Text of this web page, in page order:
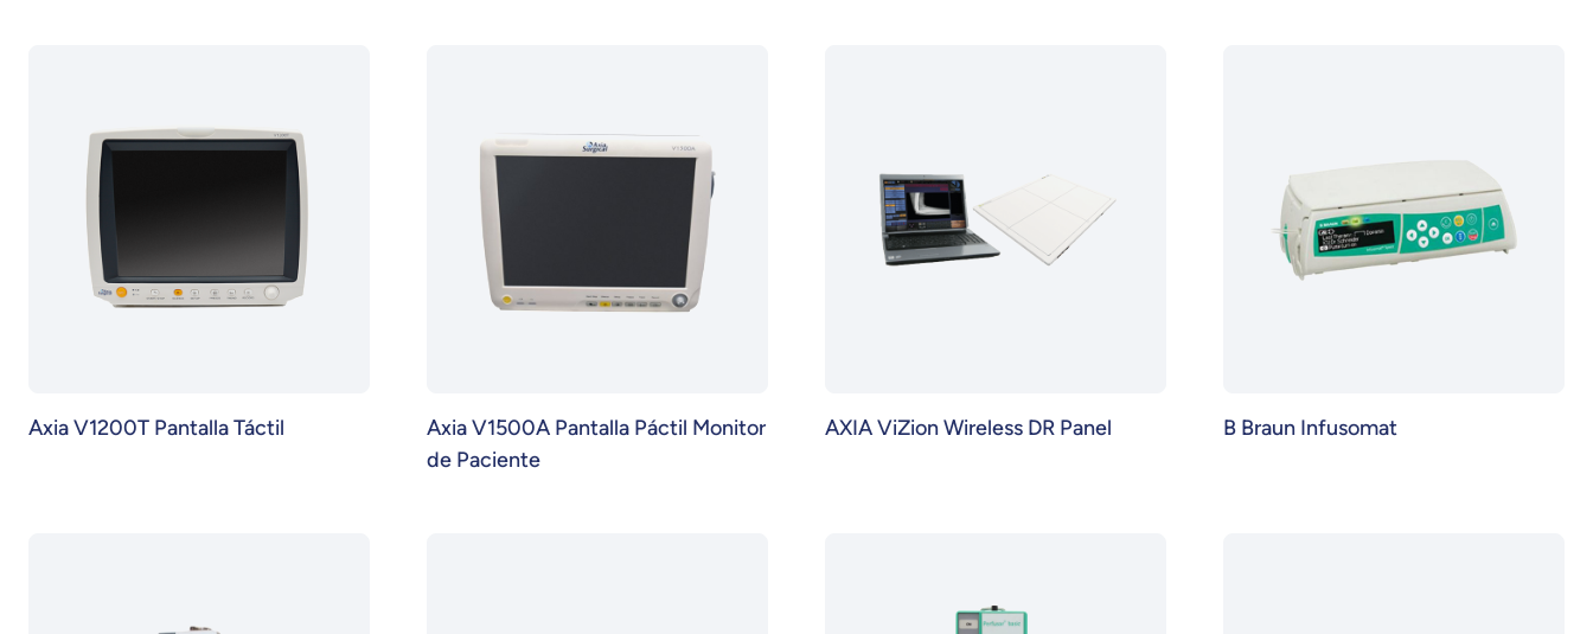
Axia V1200T Pantalla Táctil
Axia V1500A Pantalla Páctil Monitor
de Paciente
AXIA ViZion Wireless DR Panel B Braun Infusomat